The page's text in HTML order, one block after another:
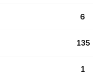
6
135
1